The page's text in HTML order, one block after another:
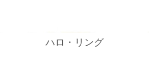
ハロ・リング